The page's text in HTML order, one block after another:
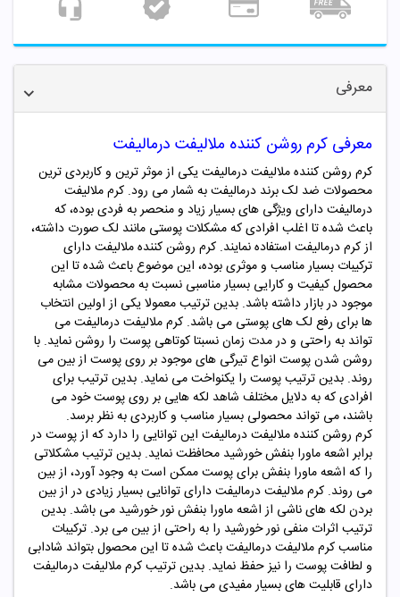
معرفی
معرفی کرم روشن کننده ملالیفت درمالیفت
کرم روشن کننده ملالیفت درمالیفت یکی از موثر ترین و کاربردی ترین
محصولات ضد لک برند درمالیفت به شمار می رود. کرم ملالیفت
درمالیفت دارای ویژگی های بسیار زیاد و منحصر به فردی بوده، که
باعث شده تا اغلب افرادی که مشکلات پوستی مانند لک صورت داشته،
از کرم درمالیفت استفاده نمایند. کرم روشن کننده ملالیفت دارای
ترکیبات بسیار مناسب و موثری بوده، این موضوع باعث شده تا این
محصول کیفیت و کارایی بسیار مناسبی نسبت به محصولات مشابه
موجود در بازار داشته باشد. بدین ترتیب معمولا یکی از اولین انتخاب
ها برای رفع لک های پوستی می باشد. کرم ملالیفت درمالیفت می
تواند به راحتی و در مدت زمان نسبتا کوتاهی پوست را روشن نماید. با
روشن شدن پوست انواع تیرگی های موجود بر روی پوست از بین می
روند. بدین ترتیب پوست را یکنواخت می نماید. بدین ترتیب برای
افرادی که به دلایل مختلف شاهد لکه هایی بر روی پوست خود می
باشند، می تواند محصولی بسیار مناسب و کاربردی به نظر برسد.
کرم روشن کننده ملالیفت درمالیفت این توانایی را دارد که از پوست در
برابر اشعه ماورا بنفش خورشید محافظت نماید. بدین ترتیب مشکلاتی
را که اشعه ماورا بنفش برای پوست ممکن است به وجود آورد، از بین
می روند. کرم ملالیفت درمالیفت دارای توانایی بسیار زیادی در از بین
بردن لکه های ناشی از اشعه ماورا بنفش نور خورشید می باشد. بدین
ترتیب اثرات منفی نور خورشید را به راحتی از بین می برد. ترکیبات
مناسب کرم ملالیفت درمالیفت باعث شده تا این محصول بتواند شادابی
و لطافت پوست را نیز حفظ نماید. بدین ترتیب کرم ملالیفت درمالیفت
دارای قابلیت های بسیار مفیدی می باشد.